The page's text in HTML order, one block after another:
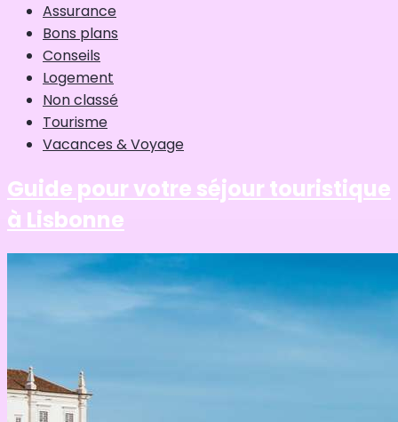
Assurance
Bons plans
Conseils
Logement
Non classé
Tourisme
Vacances & Voyage
Guide pour votre séjour touristique
à Lisbonne